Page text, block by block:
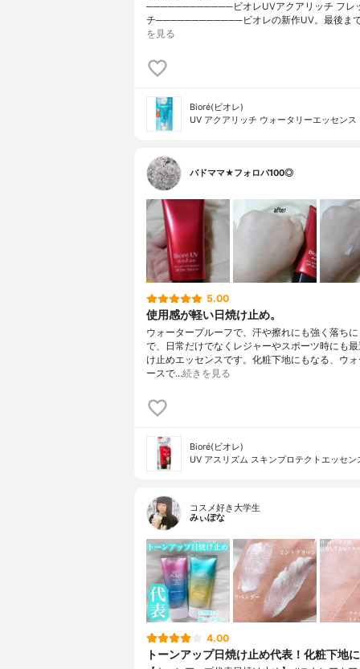
────────────ビオレUVアクアリッチ フレ
チ────────────ビオレの新作UV。最後ま
を見る
Bioré(ビオレ)
UV アクアリッチ ウォータリーエッセンス
バドママ★フォロバ100◎
5.00
使用感が軽い日焼け止め。
ウォータープルーフで、汗や擦れにも強く落ち
で、日常だけでなくレジャーやスポーツ時にも
け止めエッセンスです。化粧下地にもなる、ウ
ースで…続きを見る
Bioré(ビオレ)
UV アスリズム スキンプロテクトエッセン
コスメ好き大学生
みぃぽな
4.00
トーンアップ日焼け止め代表！化粧下地